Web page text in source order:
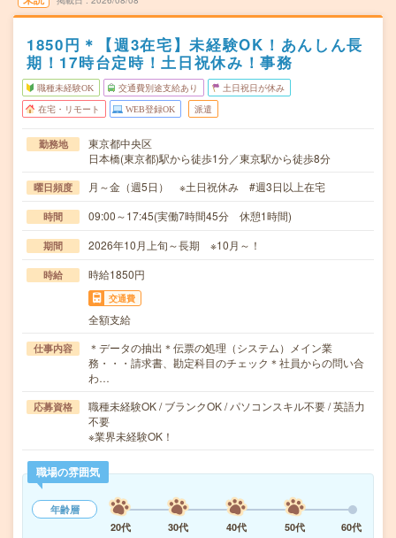
1850円＊【週3在宅】未経験OK！あんしん長
期！17時台定時！土日祝休み！事務
職種未経験OK 交通費別途支給あり 土日祝日が休み
在宅・リモート WEB登録OK 派遣
勤務地
東京都中央区
日本橋(東京都)駅から徒歩1分／東京駅から徒歩8分
曜日頻度 月～金（週5日） ※土日祝休み #週3日以上在宅
時間 09:00～17:45(実働7時間45分 休憩1時間)
期間 2026年10月上旬～長期 ※10月～！
時給 時給1850円
交通費
全額支給
仕事内容
＊データの抽出＊伝票の処理（システム）メイン業
務・・・請求書、勘定科目のチェック＊社員からの問い合
わ…
応募資格
職種未経験OK / ブランクOK / パソコンスキル不要 / 英語力
不要
※業界未経験OK！
職場の雰囲気
年齢層
20代
30代 40代 50代
60代